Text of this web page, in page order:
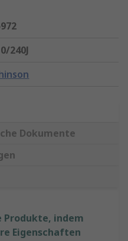
240J
Dokumente
Produkte, indem
Eigenschaften